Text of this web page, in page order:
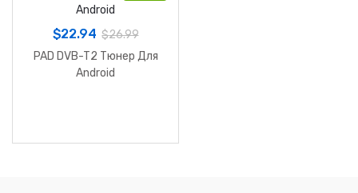
$22.94 $26.99
PAD DVB-T2 Тюнер Для
Android